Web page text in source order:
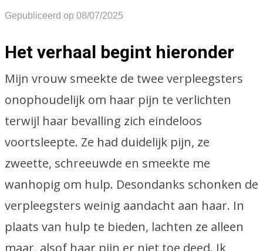
Gepubliceerd op 08/07/2025
Het verhaal begint hieronder
Mijn vrouw smeekte de twee verpleegsters
onophoudelijk om haar pijn te verlichten
terwijl haar bevalling zich eindeloos
voortsleepte. Ze had duidelijk pijn, ze
zweette, schreeuwde en smeekte me
wanhopig om hulp. Desondanks schonken de
verpleegsters weinig aandacht aan haar. In
plaats van hulp te bieden, lachten ze alleen
maar, alsof haar pijn er niet toe deed. Ik